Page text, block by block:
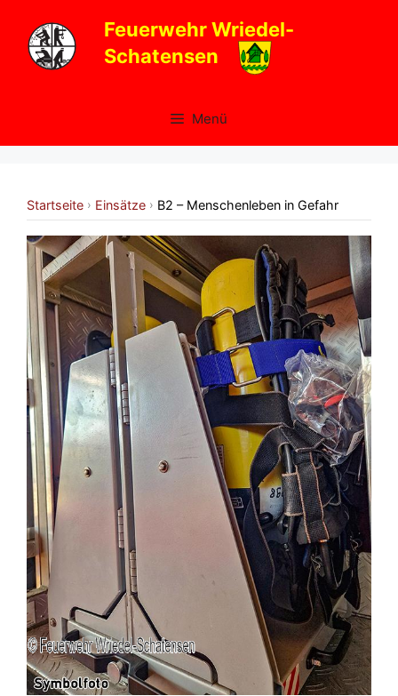
Inhalt
springen
Feuerwehr Wriedel-
Schatensen
Menü
Startseite › Einsätze › B2 – Menschenleben in Gefahr